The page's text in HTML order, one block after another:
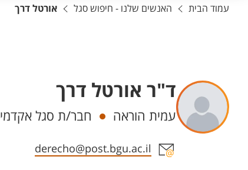
עמוד הבית האנשים שלנו - חיפוש סגל אורטל דרך
ד"ר אורטל דרך
יחידות
עמית הוראה חבר/ת סגל אקדמי
אזור צור קשר עם איש הסגל
derecho@post.bgu.ac.il